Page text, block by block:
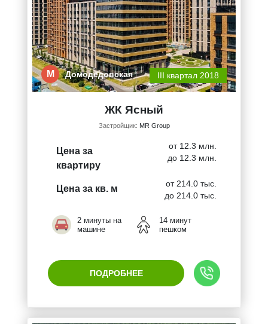
М Домодедовская III квартал 2018
ЖК Ясный
Застройщик: MR Group
Цена за
квартиру
от 12.3 млн.
до 12.3 млн.
Цена за кв. м
от 214.0 тыс.
до 214.0 тыс.
2 минуты на
машине
14 минут
пешком
ПОДРОБНЕЕ